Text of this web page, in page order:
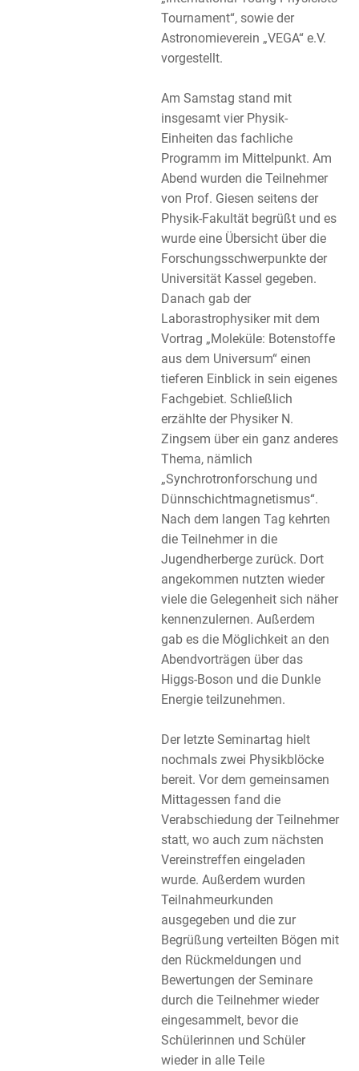
Tournament“, sowie der
Astronomieverein „VEGA“ e.V.
vorgestellt.
Am Samstag stand mit
insgesamt vier Physik-
Einheiten das fachliche
Programm im Mittelpunkt. Am
Abend wurden die Teilnehmer
von Prof. Giesen seitens der
Physik-Fakultät begrüßt und es
wurde eine Übersicht über die
Forschungsschwerpunkte der
Universität Kassel gegeben.
Danach gab der
Laborastrophysiker mit dem
Vortrag „Moleküle: Botenstoffe
aus dem Universum“ einen
tieferen Einblick in sein eigenes
Fachgebiet. Schließlich
erzählte der Physiker N.
Zingsem über ein ganz anderes
Thema, nämlich
„Synchrotronforschung und
Dünnschichtmagnetismus“.
Nach dem langen Tag kehrten
die Teilnehmer in die
Jugendherberge zurück. Dort
angekommen nutzten wieder
viele die Gelegenheit sich näher
kennenzulernen. Außerdem
gab es die Möglichkeit an den
Abendvorträgen über das
Higgs-Boson und die Dunkle
Energie teilzunehmen.
Der letzte Seminartag hielt
nochmals zwei Physikblöcke
bereit. Vor dem gemeinsamen
Mittagessen fand die
Verabschiedung der Teilnehmer
statt, wo auch zum nächsten
Vereinstreffen eingeladen
wurde. Außerdem wurden
Teilnahmeurkunden
ausgegeben und die zur
Begrüßung verteilten Bögen mit
den Rückmeldungen und
Bewertungen der Seminare
durch die Teilnehmer wieder
eingesammelt, bevor die
Schülerinnen und Schüler
wieder in alle Teile